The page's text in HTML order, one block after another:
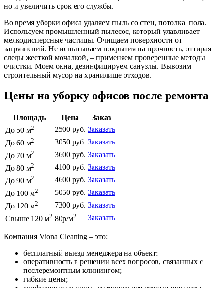
но и увеличить срок его службы.
Во время уборки офиса удаляем пыль со стен, потолка, пола.
Используем промышленный пылесос, который улавливает
мелкодисперсные частицы. Очищаем поверхности от
загрязнений. Не испытываем покрытия на прочность, оттирая
следы жесткой мочалкой, – применяем проверенные методы
очистки. Моем окна, дезинфицируем санузлы. Вывозим
строительный мусор на хранилище отходов.
Цены на уборку офисов после ремонта
Площадь Цена
Заказ
До 50 м2 2500 руб. Заказать
До 60 м2 3050 руб. Заказать
До 70 м2 3600 руб. Заказать
До 80 м2 4100 руб. Заказать
До 90 м2 4600 руб. Заказать
До 100 м2 5050 руб. Заказать
До 120 м2 7300 руб. Заказать
Свыше 120 м2 80р/м2 Заказать
Компания Viona Cleaning – это:
бесплатный выезд менеджера на объект;
оперативность в решении всех вопросов, связанных с
послеремонтным клинингом;
гибкие цены;